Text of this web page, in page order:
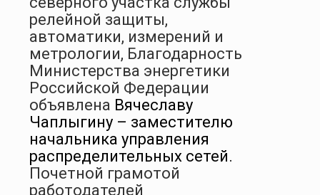
релейной защиты,
автоматики, измерений и
метрологии, Благодарность
Министерства энергетики
Российской Федерации
объявлена Вячеславу
Чаплыгину – заместителю
начальника управления
распределительных сетей.
Почетной грамотой
работодателей